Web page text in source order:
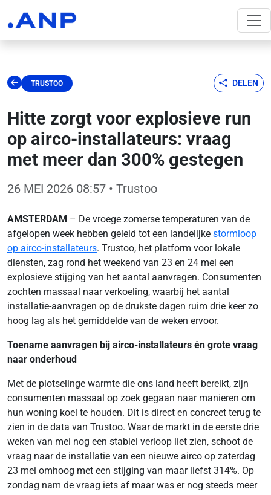
TRUSTOO DELEN
Hitte zorgt voor explosieve run
op airco-installateurs: vraag
met meer dan 300% gestegen
26 MEI 2026 08:57 • Trustoo
AMSTERDAM – De vroege zomerse temperaturen van de
afgelopen week hebben geleid tot een landelijke stormloop
op airco-installateurs. Trustoo, het platform voor lokale
diensten, zag rond het weekend van 23 en 24 mei een
explosieve stijging van het aantal aanvragen. Consumenten
zochten massaal naar verkoeling, waarbij het aantal
installatie-aanvragen op de drukste dagen ruim drie keer zo
hoog lag als het gemiddelde van de weken ervoor.
Toename aanvragen bij airco-installateurs én grote vraag
naar onderhoud
Met de plotselinge warmte die ons land heeft bereikt, zijn
consumenten massaal op zoek gegaan naar manieren om
hun woning koel te houden. Dit is direct en concreet terug te
zien in de data van Trustoo. Waar de markt in de eerste drie
weken van mei nog een stabiel verloop liet zien, schoot de
vraag naar de installatie van een nieuwe airco op zaterdag
23 mei omhoog met een stijging van maar liefst 314%. Op
zondag nam de vraag iets af maar was er nog steeds meer